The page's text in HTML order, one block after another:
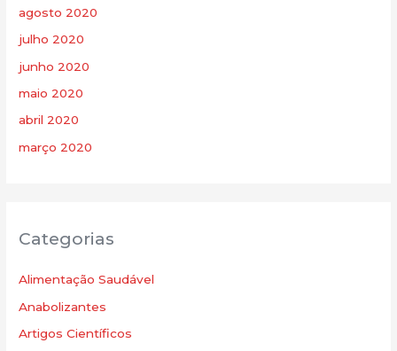
agosto 2020
julho 2020
junho 2020
maio 2020
abril 2020
março 2020
Categorias
Alimentação Saudável
Anabolizantes
Artigos Científicos